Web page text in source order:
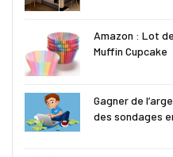
Amazon : Lot
Muffin Cupcake
Gagner de
des sondages